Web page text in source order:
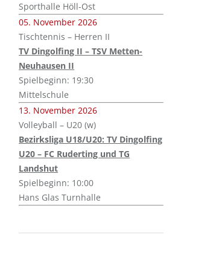
Sporthalle Höll-Ost
05. November 2026
Tischtennis – Herren II
TV Dingolfing II – TSV Metten-
Neuhausen II
Spielbeginn: 19:30
Mittelschule
13. November 2026
Volleyball – U20 (w)
Bezirksliga U18/U20: TV Dingolfing
U20 – FC Ruderting und TG
Landshut
Spielbeginn: 10:00
Hans Glas Turnhalle